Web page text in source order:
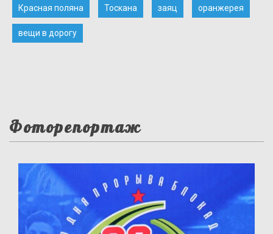
Красная поляна Тоскана заяц оранжерея
вещи в дорогу
Фоторепортаж